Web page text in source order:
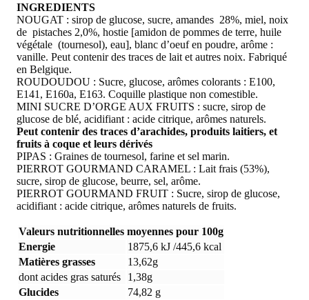
INGREDIENTS
NOUGAT : sirop de glucose, sucre, amandes 28%, miel, noix
de pistaches 2,0%, hostie [amidon de pommes de terre, huile
végétale (tournesol), eau], blanc d’oeuf en poudre, arôme :
vanille. Peut contenir des traces de lait et autres noix. Fabriqué
en Belgique.
ROUDOUDOU : Sucre, glucose, arômes colorants : E100,
E141, E160a, E163. Coquille plastique non comestible.
MINI SUCRE D’ORGE AUX FRUITS : sucre, sirop de
glucose de blé, acidifiant : acide citrique, arômes naturels.
Peut contenir des traces d’arachides, produits laitiers, et
fruits à coque et leurs dérivés
PIPAS : Graines de tournesol, farine et sel marin.
PIERROT GOURMAND CARAMEL : Lait frais (53%),
sucre, sirop de glucose, beurre, sel, arôme.
PIERROT GOURMAND FRUIT : Sucre, sirop de glucose,
acidifiant : acide citrique, arômes naturels de fruits.
Valeurs nutritionnelles moyennes pour 100g
Energie
1875,6 kJ /445,6 kcal
Matières grasses
13,62g
dont acides gras saturés
1,38g
Glucides
74,82 g